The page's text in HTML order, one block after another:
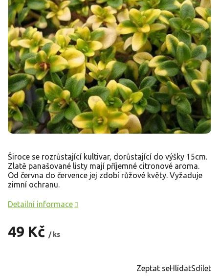
49 Kč / ks
Široce se rozrůstající kultivar, dorůstající do výšky 15cm.
Zlatě panašované listy mají příjemné citronové aroma.
Od června do července jej zdobí růžové květy. Vyžaduje
zimní ochranu.
Detailní informace
Zeptat seHlídatSdílet